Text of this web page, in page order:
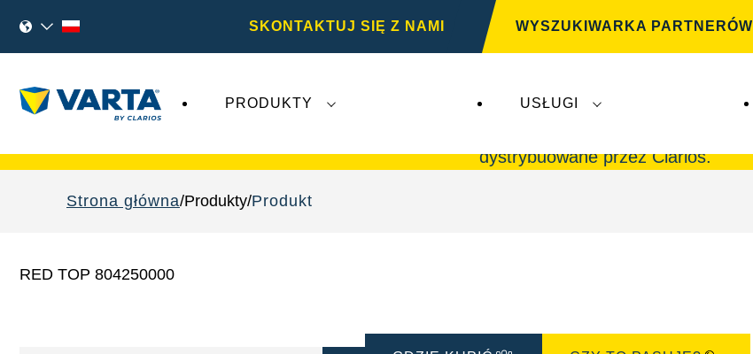
SKONTAKTUJ SIĘ Z NAMI WYSZUKIWARKA PARTNERÓW
PRODUKTY USŁUGI
dystrybuowane przez Clarios.
Strona główna Produkty Produkt
RED TOP 804250000